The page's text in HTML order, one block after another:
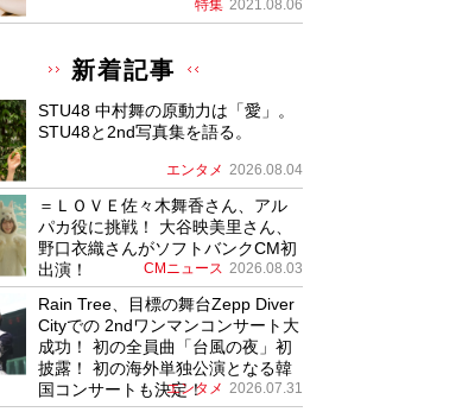
特集 2021.08.06
新着記事
STU48 中村舞の原動力は「愛」。
STU48と2nd写真集を語る。
エンタメ 2026.08.04
＝ＬＯＶＥ佐々木舞香さん、アル
パカ役に挑戦！ 大谷映美里さん、
野口衣織さんがソフトバンクCM初
出演！
CMニュース 2026.08.03
Rain Tree、目標の舞台Zepp Diver
Cityでの 2ndワンマンコンサート大
成功！ 初の全員曲「台風の夜」初
披露！ 初の海外単独公演となる韓
国コンサートも決定！
エンタメ 2026.07.31